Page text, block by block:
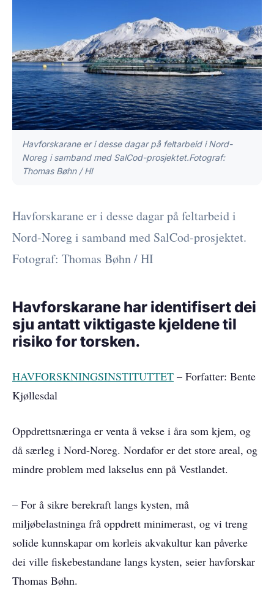
Havforskarane er i desse dagar på feltarbeid i Nord-
Noreg i samband med SalCod-prosjektet.Fotograf:
Thomas Bøhn / HI
Havforskarane er i desse dagar på feltarbeid i
Nord-Noreg i samband med SalCod-prosjektet.
Fotograf: Thomas Bøhn / HI
Havforskarane har identifisert dei
sju antatt viktigaste kjeldene til
risiko for torsken.
HAVFORSKNINGSINSTITUTTET – Forfatter: Bente
Kjøllesdal
Oppdrettsnæringa er venta å vekse i åra som kjem, og
då særleg i Nord-Noreg. Nordafor er det store areal, og
mindre problem med lakselus enn på Vestlandet.
– For å sikre berekraft langs kysten, må
miljøbelastninga frå oppdrett minimerast, og vi treng
solide kunnskapar om korleis akvakultur kan påverke
dei ville fiskebestandane langs kysten, seier havforskar
Thomas Bøhn.